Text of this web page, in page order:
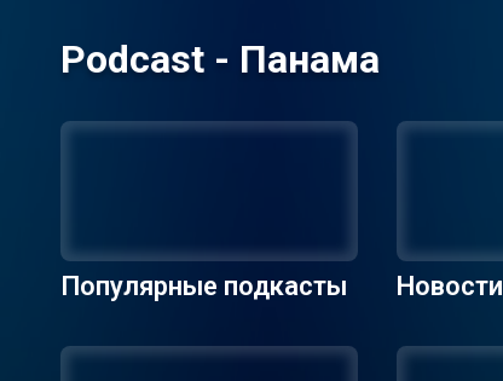
Podcast - Панама
Популярные подкасты Новости